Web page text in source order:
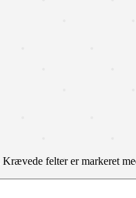
Krævede felter er markeret